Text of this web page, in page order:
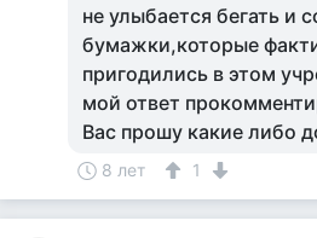
не улыбается бегать и
бумажки,которые
пригодились в этом
мой ответ
Вас прошу какие либо
8 лет 1